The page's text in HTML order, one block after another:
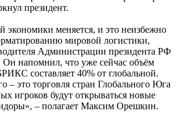
президент.
экономики меняется, и это неизбежно
мировой логистики,
Администрации президента РФ
напомнил, что уже сейчас объём
составляет 40% от глобальной.
– это торговля стран Глобального Юга
игроков будут открываться новые
– полагает Максим Орешкин.